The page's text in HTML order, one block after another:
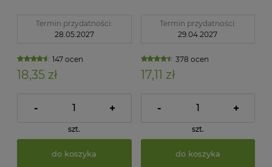
Termin przydatności:
28.05.2027
147 ocen
18,35 zł
- +
szt.
do koszyka
Termin przydatności:
29.04.2027
378 ocen
17,11 zł
- +
szt.
do koszyka